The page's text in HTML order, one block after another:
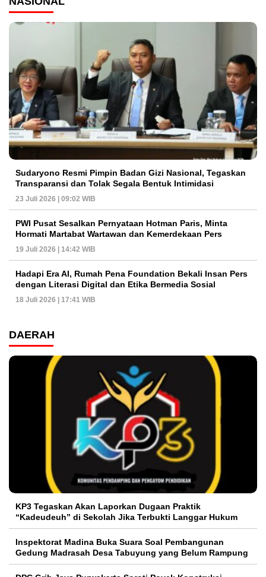
Sudaryono Resmi Pimpin Badan Gizi Nasional, Tegaskan
Transparansi dan Tolak Segala Bentuk Intimidasi
23 Juli 2026 | 09:02 WIB
PWI Pusat Sesalkan Pernyataan Hotman Paris, Minta
Hormati Martabat Wartawan dan Kemerdekaan Pers
19 Juli 2026 | 14:42 WIB
Hadapi Era AI, Rumah Pena Foundation Bekali Insan Pers
dengan Literasi Digital dan Etika Bermedia Sosial
18 Juli 2026 | 17:41 WIB
DAERAH
KP3 Tegaskan Akan Laporkan Dugaan Praktik
“Kadeudeuh” di Sekolah Jika Terbukti Langgar Hukum
Inspektorat Madina Buka Suara Soal Pembangunan
Gedung Madrasah Desa Tabuyung yang Belum Rampung